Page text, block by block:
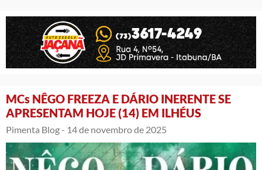
MCs NÊGO FREEZA E DÁRIO INERENTE SE
APRESENTAM HOJE (14) EM ILHÉUS
Pimenta Blog - 14 de novembro de 2025